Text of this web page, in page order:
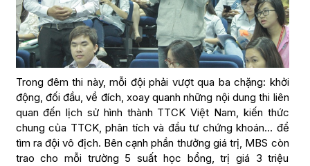
Trong đêm thi này, mỗi đội phải vượt qua ba chặng: khởi
động, đối đầu, về đích, xoay quanh những nội dung thi liên
quan đến lịch sử hình thành TTCK Việt Nam, kiến thức
chung của TTCK, phân tích và đầu tư chứng khoán… để
tìm ra đội vô địch. Bên cạnh phần thưởng giá trị, MBS còn
trao cho mỗi trường 5 suất học bổng, trị giá 3 triệu